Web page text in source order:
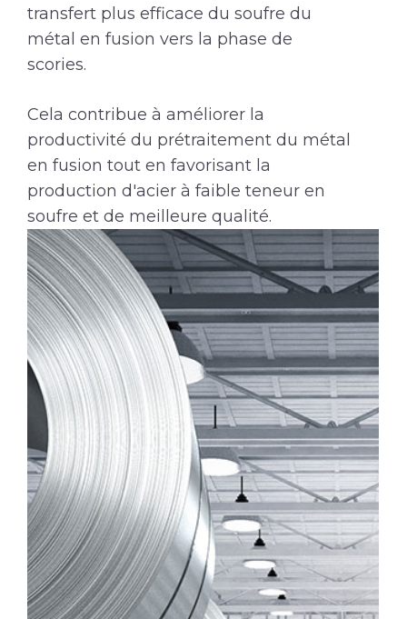
transfert plus efficace du soufre du
métal en fusion vers la phase de
scories.
Cela contribue à améliorer la
productivité du prétraitement du métal
en fusion tout en favorisant la
production d'acier à faible teneur en
soufre et de meilleure qualité.